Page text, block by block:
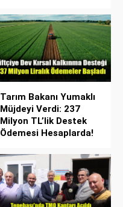
Tarım Bakanı Yumaklı
Müjdeyi Verdi: 237
Milyon TL’lik Destek
Ödemesi Hesaplarda!